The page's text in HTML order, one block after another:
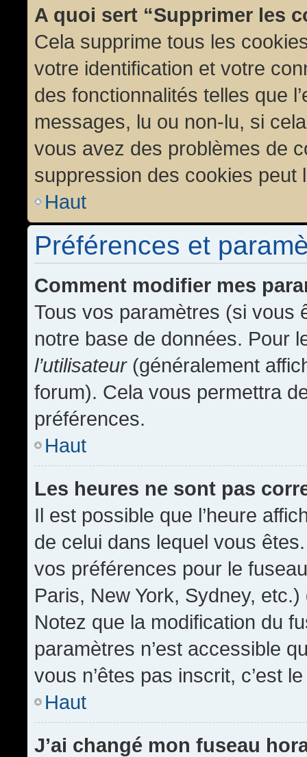
A quoi sert “Supprimer les
Cela supprime tous les
votre identification et votre
des fonctionnalités telles que
messages, lu ou non-lu, si
vous avez des problèmes de
suppression des cookies peut
Haut
Préférences et
Comment modifier mes
Tous vos paramètres (si vous
notre base de données. Pour
l’utilisateur(généralement
forum). Cela vous permettra
préférences.
Haut
Les heures ne sont pas
Il est possible que l’heure
de celui dans lequel vous
vos préférences pour le
Paris, New York, Sydney,
Notez que la modification du
paramètres n’est accessible
vous n’êtes pas inscrit, c’est
Haut
J’ai changé mon fuseau